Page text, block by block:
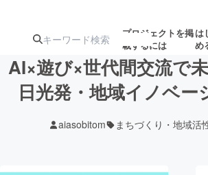
プロジェクトを掲
載するには
は
め
ターン
ジェクト
募集終了
ロジェ
AI×遊び×世代間交流で
日光発・地域イノベー
aiasobitom まちづくり・地域活